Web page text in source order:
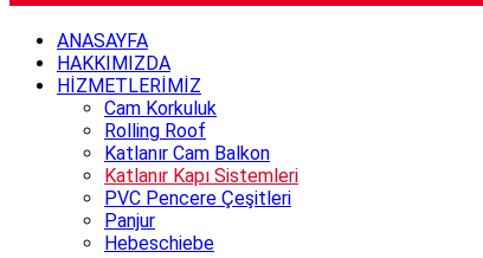
ANASAYFA
HAKKIMIZDA
HİZMETLERİMİZ
Cam Korkuluk
Rolling Roof
Katlanır Cam Balkon
Katlanır Kapı Sistemleri
PVC Pencere Çeşitleri
Panjur
Hebeschiebe